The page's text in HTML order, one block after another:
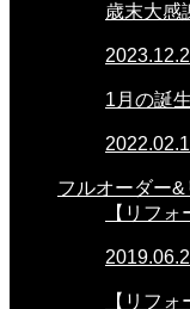
歳末大感
1月の誕
フルオーダー&
【リフ
【リフ